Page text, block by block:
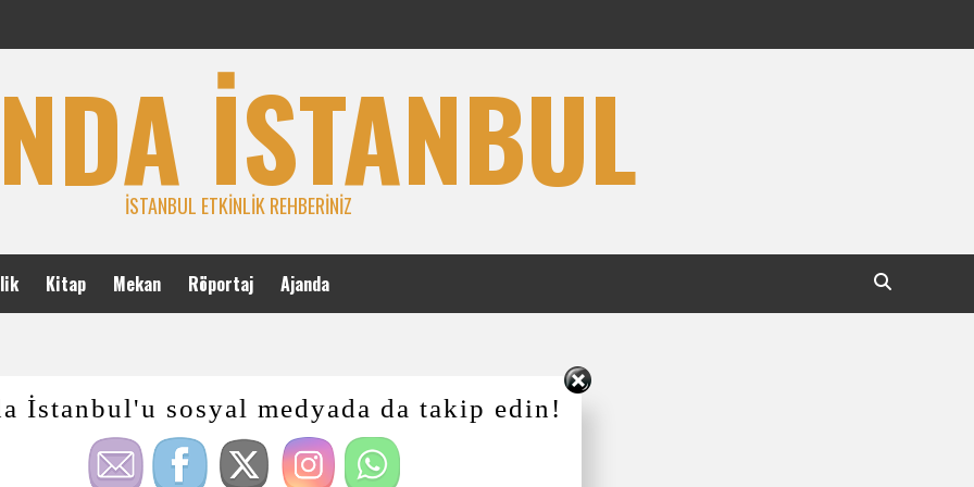
İSTANBUL
İSTANBUL ETKINLIK REHBERINIZ
Kitap Mekan Röportaj Ajanda
İstanbul'u sosyal medyada da takip edin!